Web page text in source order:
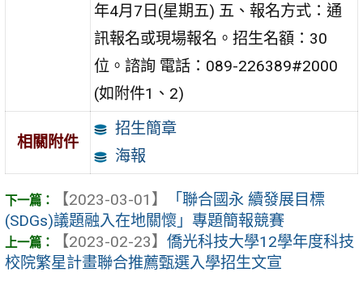
年4月7日(星期五) 五、報名方式：通
訊報名或現場報名。招生名額：30
位。諮詢 電話：089-226389#2000
(如附件1、2)
相關附件
招生簡章
海報
【2023-03-01】
「聯合國永 續發展目標
(SDGs)議題融入在地關懷」專題簡報競賽
【2023-02-23】 僑光科技大學12學年度科技
校院繁星計畫聯合推薦甄選入學招生文宣